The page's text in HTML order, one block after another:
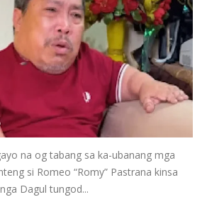
na og tabang sa ka-ubanang mga
si Romeo “Romy” Pastrana kinsa
Dagul tungod...